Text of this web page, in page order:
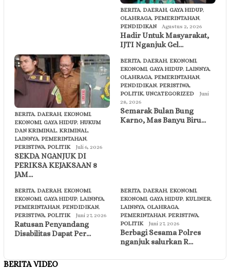
BERITA, DAERAH, GAYA HIDUP,
OLAHRAGA, PEMERINTAHAN,
PENDIDIKAN
Agustus 2, 2026
Hadir Untuk Masyarakat,
IJTI Nganjuk Gel…
BERITA, DAERAH, EKONOMI,
EKONOMI, GAYA HIDUP, HUKUM
DAN KRIMINAL, KRIMINAL,
LAINNYA, PEMERINTAHAN,
PERISTIWA, POLITIK Juli 6, 2026
SEKDA NGANJUK DI
PERIKSA KEJAKSAAN 8
JAM…
BERITA, DAERAH, EKONOMI,
EKONOMI, GAYA HIDUP, LAINNYA,
OLAHRAGA, PEMERINTAHAN,
PENDIDIKAN, PERISTIWA,
POLITIK, UNCATEGORIZED
Juni
28, 2026
Semarak Bulan Bung
Karno, Mas Banyu Biru…
BERITA, DAERAH, EKONOMI,
EKONOMI, GAYA HIDUP, LAINNYA,
PEMERINTAHAN, PENDIDIKAN,
PERISTIWA, POLITIK Juni 27, 2026
Ratusan Penyandang
Disabilitas Dapat Per…
BERITA, DAERAH, EKONOMI,
EKONOMI, GAYA HIDUP, KULINER,
LAINNYA, OLAHRAGA,
PEMERINTAHAN, PERISTIWA,
POLITIK
Juni 27, 2026
Berbagi Sesama Polres
nganjuk salurkan R…
BERITA VIDEO